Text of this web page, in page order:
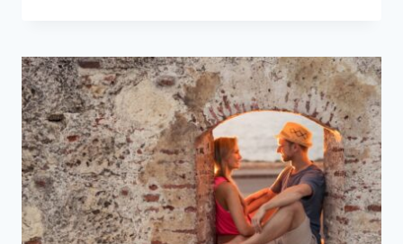
L'UOMO
SAGITTARIO
È
ATTRATTO
DALLA
DONNA
SCORPIONE